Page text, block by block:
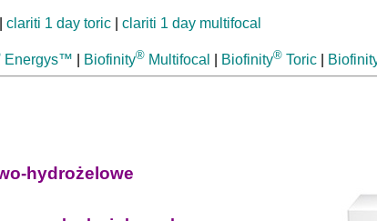
clariti 1 day toric
clariti 1 day multifocal
Energys™ Biofinity® Multifocal Biofinity® Toric
hydrożelowe